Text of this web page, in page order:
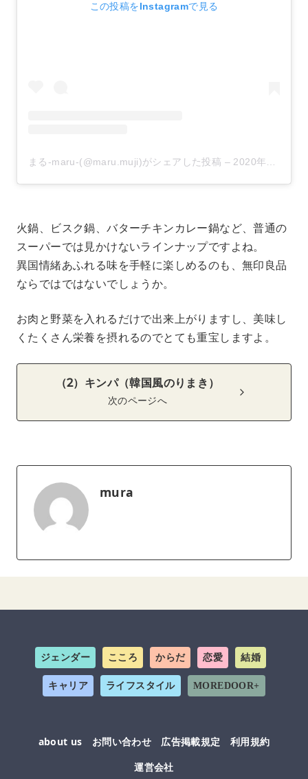
この投稿をInstagramで見る
まる-maru-(@maru.muji)がシェアした投稿 – 2020年10月月17日午前5時11分PDT
火鍋、ビスク鍋、バターチキンカレー鍋など、普通の
スーパーでは見かけないラインナップですよね。
異国情緒あふれる味を手軽に楽しめるのも、無印良品
ならではではないでしょうか。
お肉と野菜を入れるだけで出来上がりますし、美味し
くたくさん栄養を摂れるのでとても重宝しますよ。
（2）キンパ（韓国風のりまき）
次のページへ
mura
ジェンダー こころ からだ 恋愛 結婚
キャリア ライフスタイル MOREDOOR+
about us お問い合わせ 広告掲載規定
利用規約
運営会社